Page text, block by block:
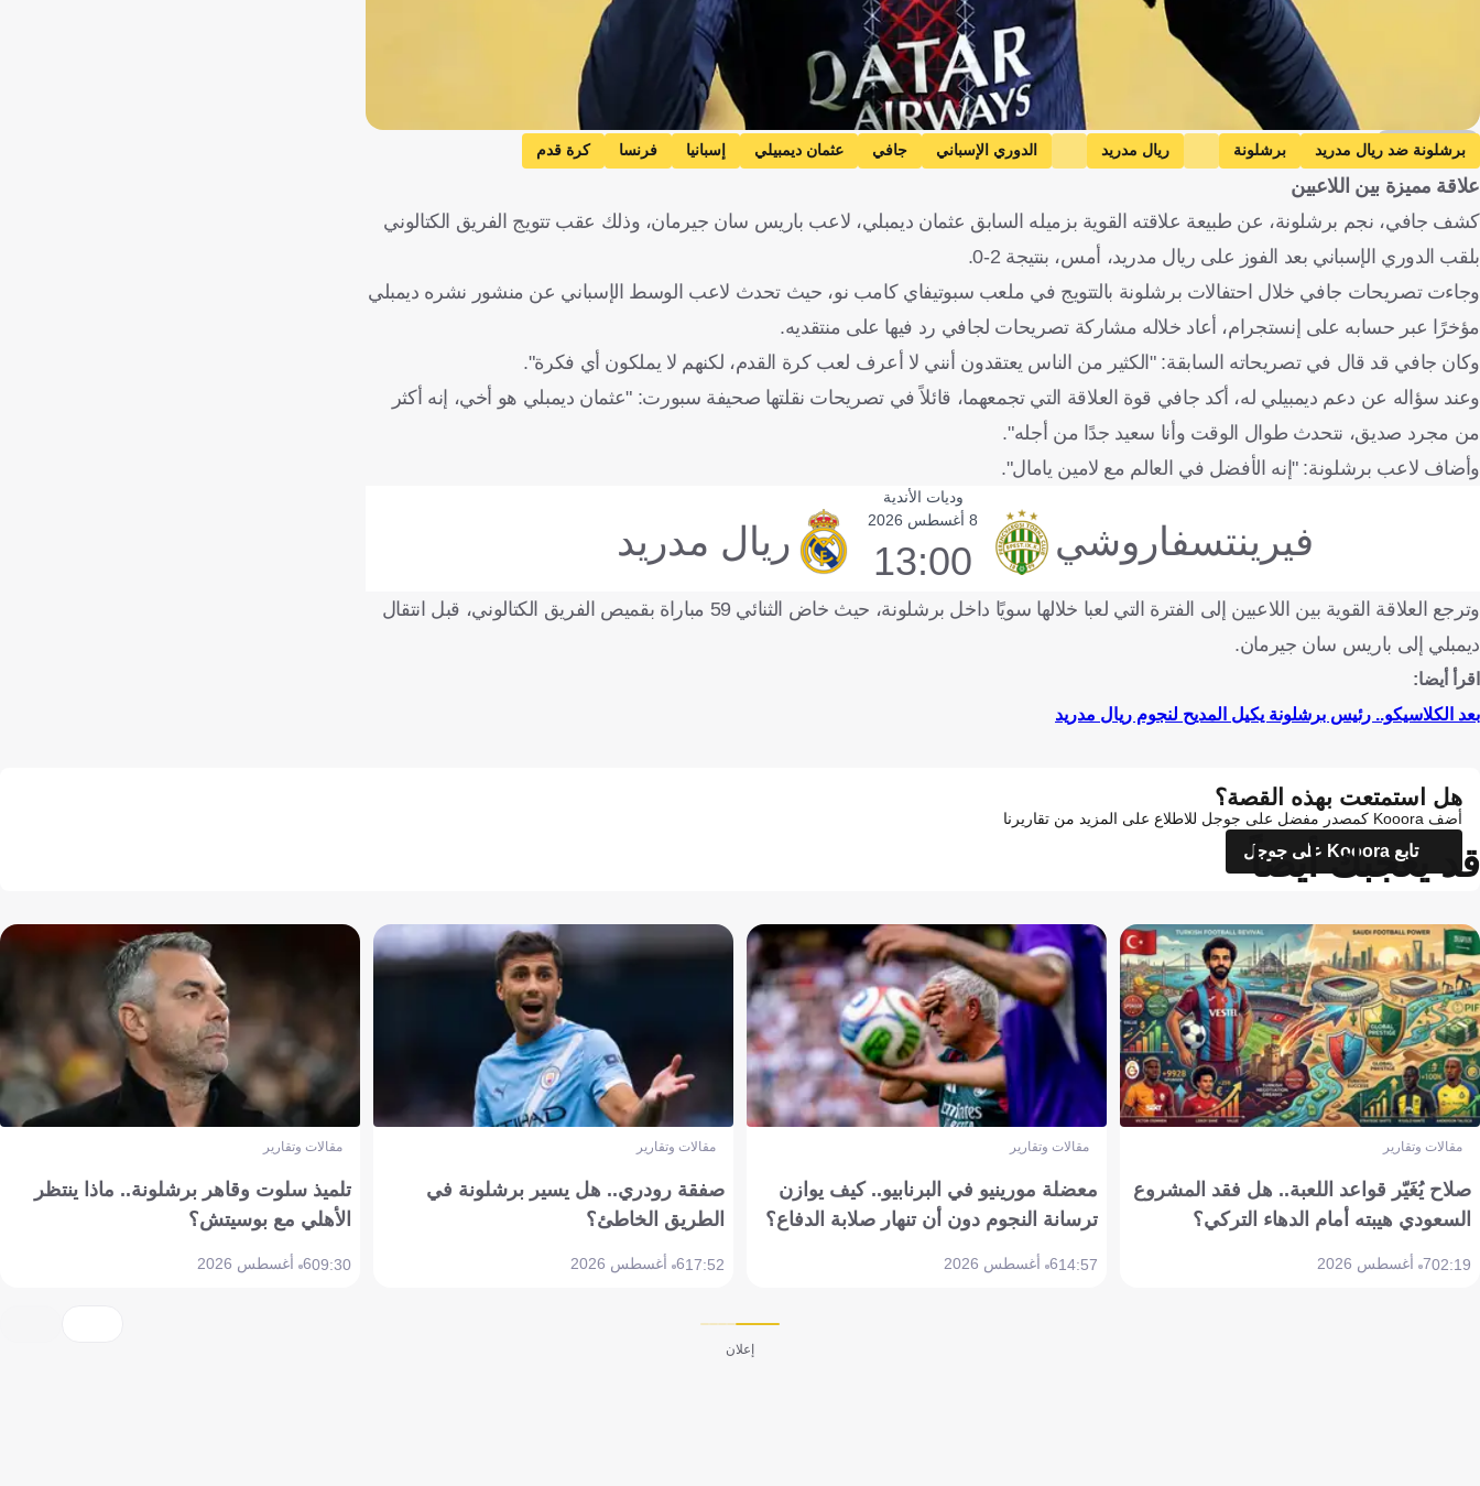
Getty Images
برشلونة ضد ريال مدريد برشلونة ريال مدريد الدوري الإسباني جافي عثمان ديمبيلي إسبانيا فرنسا كرة قدم
علاقة مميزة بين اللاعبين
كشف جافي، نجم برشلونة، عن طبيعة علاقته القوية بزميله السابق عثمان ديمبلي، لاعب باريس سان جيرمان، وذلك عقب تتويج الفريق الكتالوني
بلقب الدوري الإسباني بعد الفوز على ريال مدريد، أمس، بنتيجة 2-0.
وجاءت تصريحات جافي خلال احتفالات برشلونة بالتتويج في ملعب سبوتيفاي كامب نو، حيث تحدث لاعب الوسط الإسباني عن منشور نشره ديمبلي
مؤخرًا عبر حسابه على إنستجرام، أعاد خلاله مشاركة تصريحات لجافي رد فيها على منتقديه.
وكان جافي قد قال في تصريحاته السابقة: "الكثير من الناس يعتقدون أنني لا أعرف لعب كرة القدم، لكنهم لا يملكون أي فكرة".
وعند سؤاله عن دعم ديمبيلي له، أكد جافي قوة العلاقة التي تجمعهما، قائلاً في تصريحات نقلتها صحيفة سبورت: "عثمان ديمبلي هو أخي، إنه أكثر
من مجرد صديق، نتحدث طوال الوقت وأنا سعيد جدًا من أجله".
وأضاف لاعب برشلونة: "إنه الأفضل في العالم مع لامين يامال".
وديات الأندية
فيرينتسفاروشي 8 أغسطس 2026
13:00 ريال مدريد
وترجع العلاقة القوية بين اللاعبين إلى الفترة التي لعبا خلالها سويًا داخل برشلونة، حيث خاض الثنائي 59 مباراة بقميص الفريق الكتالوني، قبل انتقال
ديمبلي إلى باريس سان جيرمان.
اقرأ أيضا:
بعد الكلاسيكو.. رئيس برشلونة يكيل المديح لنجوم ريال مدريد
هل استمتعت بهذه القصة؟
أضف Kooora كمصدر مفضل على جوجل للاطلاع على المزيد من تقاريرنا
تابع Kooora على جوجل
قد يعجبك أيضاً
مقالات وتقارير
صلاح يُغَيّر قواعد اللعبة.. هل فقد المشروع
السعودي هيبته أمام الدهاء التركي؟
02:197 أغسطس 2026
مقالات وتقارير
معضلة مورينيو في البرنابيو.. كيف يوازن
ترسانة النجوم دون أن تنهار صلابة الدفاع؟
14:576 أغسطس 2026
مقالات وتقارير
صفقة رودري.. هل يسير برشلونة في
الطريق الخاطئ؟
17:526 أغسطس 2026
مقالات وتقارير
تلميذ سلوت وقاهر برشلونة.. ماذا ينتظر
الأهلي مع بوسيتش؟
09:306 أغسطس 2026
إعلان